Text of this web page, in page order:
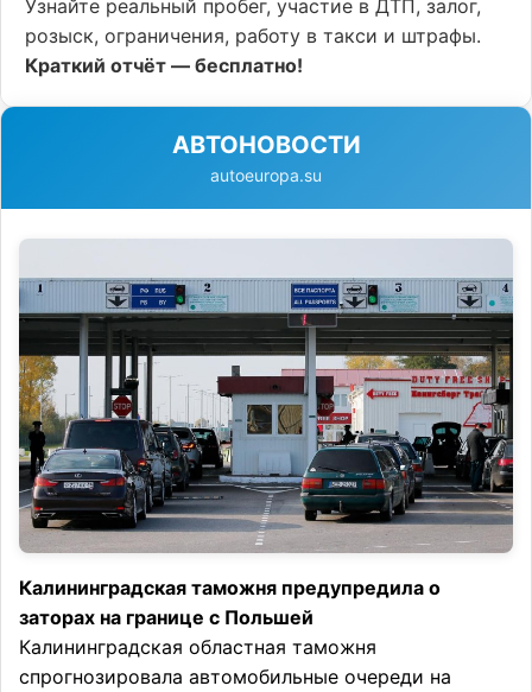
Узнайте реальный пробег, участие в ДТП, залог,
розыск, ограничения, работу в такси и штрафы.
Краткий отчёт — бесплатно!
АВТОНОВОСТИ
autoeuropa.su
Калининградская таможня предупредила о
заторах на границе с Польшей
Калининградская областная таможня
спрогнозировала автомобильные очереди на